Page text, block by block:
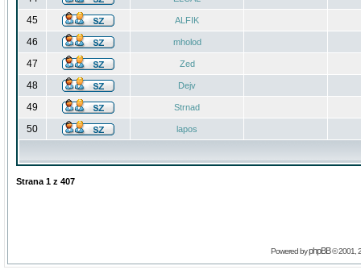
45 ALFIK
46 mholod
47 Zed
48 Dejv
49 Strnad
50 lapos
Strana 1 z 407
Powered byphpBB© 2001,